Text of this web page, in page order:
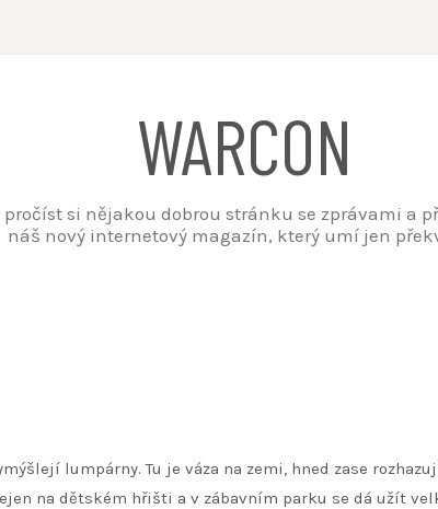
WARCON
si nějakou dobrou stránku se zprávami a
náš nový internetový magazín, který umí jen
lumpárny. Tu je váza na zemi, hned zase
na dětském hřišti a v zábavním parku se dá užít